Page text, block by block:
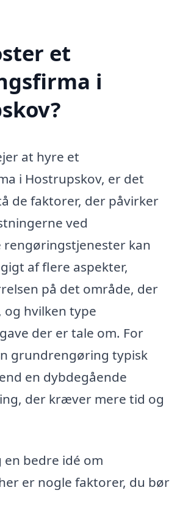
et
i
at hyre et
i Hostrupskov, er det
de faktorer, der påvirker
ved
rengøringstjenester kan
af flere aspekter,
på det område, der
og hvilken type
der er tale om. For
grundrengøring typisk
en dybdegående
der kræver mere tid og
en bedre idé om
er nogle faktorer, du bør